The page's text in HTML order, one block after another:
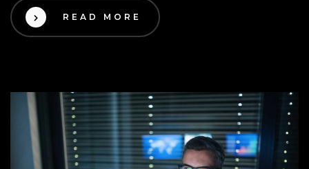
READ MORE